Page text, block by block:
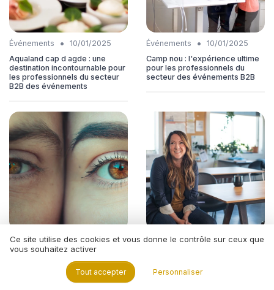
Événements •
10/01/2025
Aqualand cap d agde : une
destination incontournable pour
les professionnels du secteur
B2B des événements
Événements •
10/01/2025
Camp nou : l'expérience ultime
pour les professionnels du
secteur des événements B2B
Événements • 10/01/2025
montparnasse dans l'industrie
des événements B2B
Événements • 12/06/2025
incontournables
Ce site utilise des cookies et vous donne le contrôle sur ceux que
vous souhaitez activer
Tout accepter Personnaliser